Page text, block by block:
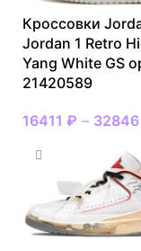
Кроссовки
Jordan 1 Retro
Yang White GS
21420589
16411 ₽ – 32846